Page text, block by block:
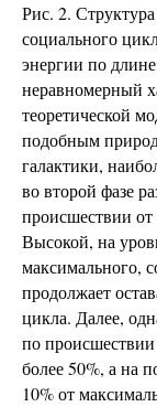
Рис. 2.
социального
энергии по
неравномерный
теоретической
подобным
галактики,
во второй фазе
происшествии от
Высокой, на
максимального,
продолжает
цикла. Далее,
по
более 50%, а на
10% от